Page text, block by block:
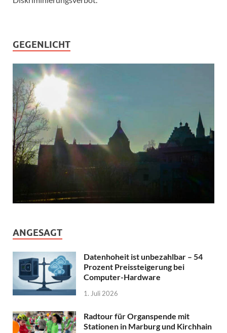
GEGENLICHT
ANGESAGT
Datenhoheit ist unbezahlbar – 54
Prozent Preissteigerung bei
Computer-Hardware
1. Juli 2026
Radtour für Organspende mit
Stationen in Marburg und Kirchhain